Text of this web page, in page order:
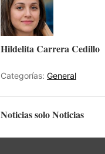
Hildelita Carrera Cedillo
Categorías: General
Noticias solo Noticias